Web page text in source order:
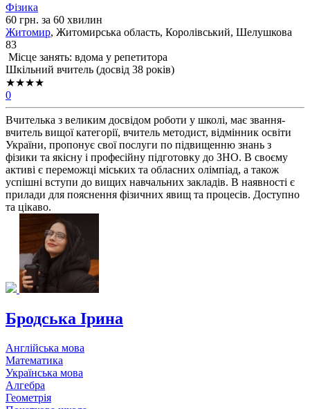
Фізика
60 грн. за 60 хвилин
Житомир, Житомирська область, Королівський, Шелушкова
83
Місце занять: вдома у репетитора
Шкільний вчитель (досвід 38 років)
★★★★
0
Вчителька з великим досвідом роботи у школі, має звання-
вчитель вищої категорії, вчитель методист, відмінник освіти
України, пропонує свої послуги по підвищенню знань з
фізики та якісну і професійну підготовку до ЗНО. В своєму
активі є переможці міських та обласних олімпіад, а також
успішні вступи до вищих навчальних закладів. В наявності є
прилади для пояснення фізичних явищ та процесів. Доступно
та цікаво.
Бродська Ірина
Англійська мова
Математика
Українська мова
Алгебра
Геометрія